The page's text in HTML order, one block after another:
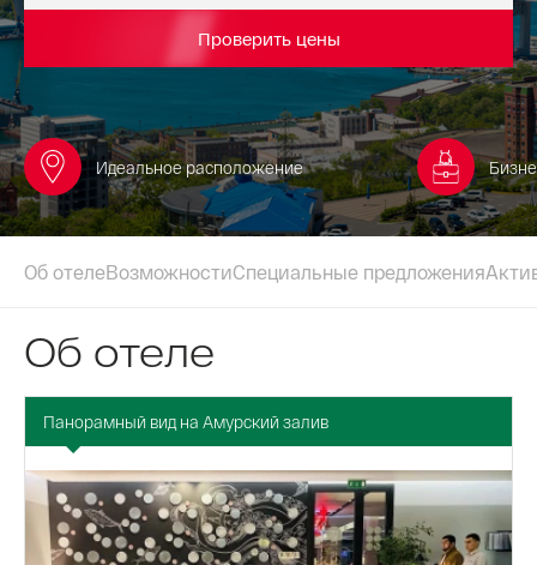
Проверить цены
Идеальное расположение
Об отелеВозможностиСпециальные предложения
Об отеле
Панорамный вид на Амурский залив